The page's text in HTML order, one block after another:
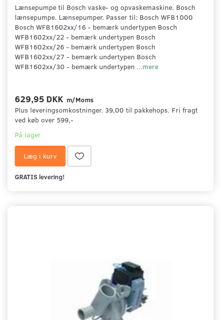
Lænsepumpe til Bosch vaske- og opvaskemaskine. Bosch
lænsepumpe. Lænsepumper. Passer til: Bosch WFB1000
Bosch WFB1602xx/16 - bemærk undertypen Bosch
WFB1602xx/22 - bemærk undertypen Bosch
WFB1602xx/26 - bemærk undertypen Bosch
WFB1602xx/27 - bemærk undertypen Bosch
WFB1602xx/30 - bemærk undertypen ...mere
629,95 DKK m/Moms
Plus leveringsomkostninger. 39,00 til pakkehops. Fri fragt
ved køb over 599,-
På lager
Læg i kurv
GRATIS levering!